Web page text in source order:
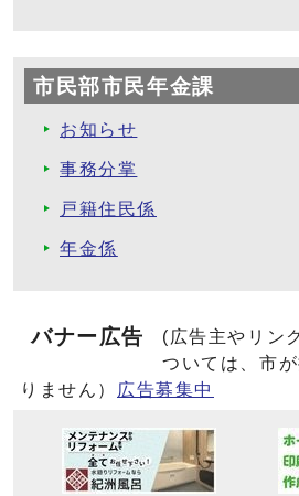
市民部市民年金課
お知らせ
事務分掌
戸籍住民係
年金係
バナー広告
(広告主やリン
ついては、市
りません）
広告募集中